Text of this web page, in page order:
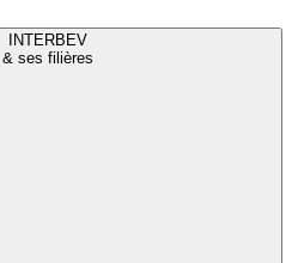
INTERBEV
& ses filières